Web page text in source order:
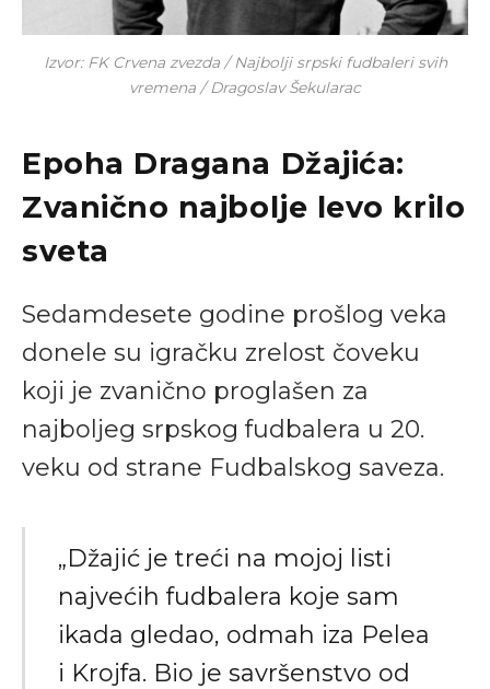
Izvor: FK Crvena zvezda / Najbolji srpski fudbaleri svih
vremena / Dragoslav Šekularac
Epoha Dragana Džajića:
Zvanično najbolje levo krilo
sveta
Sedamdesete godine prošlog veka
donele su igračku zrelost čoveku
koji je zvanično proglašen za
najboljeg srpskog fudbalera u 20.
veku od strane Fudbalskog saveza.
„Džajić je treći na mojoj listi
najvećih fudbalera koje sam
ikada gledao, odmah iza Pelea
i Krojfa. Bio je savršenstvo od